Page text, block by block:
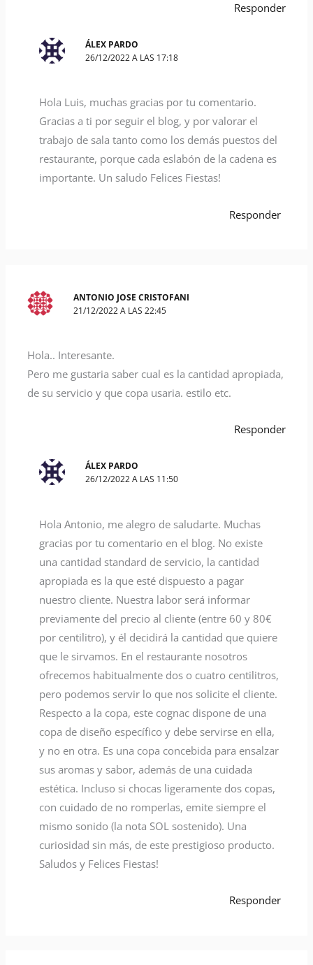
Responder
ÁLEX PARDO
26/12/2022 A LAS 17:18
Hola Luis, muchas gracias por tu comentario.
Gracias a ti por seguir el blog, y por valorar el
trabajo de sala tanto como los demás puestos del
restaurante, porque cada eslabón de la cadena es
importante. Un saludo Felices Fiestas!
Responder
ANTONIO JOSE CRISTOFANI
21/12/2022 A LAS 22:45
Hola.. Interesante.
Pero me gustaria saber cual es la cantidad apropiada,
de su servicio y que copa usaria. estilo etc.
Responder
ÁLEX PARDO
26/12/2022 A LAS 11:50
Hola Antonio, me alegro de saludarte. Muchas
gracias por tu comentario en el blog. No existe
una cantidad standard de servicio, la cantidad
apropiada es la que esté dispuesto a pagar
nuestro cliente. Nuestra labor será informar
previamente del precio al cliente (entre 60 y 80€
por centilitro), y él decidirá la cantidad que quiere
que le sirvamos. En el restaurante nosotros
ofrecemos habitualmente dos o cuatro centilitros,
pero podemos servir lo que nos solicite el cliente.
Respecto a la copa, este cognac dispone de una
copa de diseño específico y debe servirse en ella,
y no en otra. Es una copa concebida para ensalzar
sus aromas y sabor, además de una cuidada
estética. Incluso si chocas ligeramente dos copas,
con cuidado de no romperlas, emite siempre el
mismo sonido (la nota SOL sostenido). Una
curiosidad sin más, de este prestigioso producto.
Saludos y Felices Fiestas!
Responder